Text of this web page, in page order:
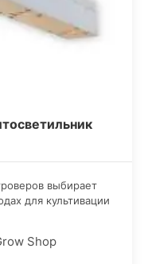
выбирает
для культивации
Shop